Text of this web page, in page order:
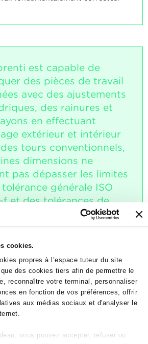
cookies.
propres à l’espace tuteur du site
des cookies tiers afin de permettre le
reconnaître votre terminal, personnaliser
en fonction de vos préférences, offrir
aux médias sociaux et d'analyser le
vous pouvez accepter, refuser ou
est capable de
des pièces de travail
avec des ajustements
des rainures et
en effectuant
extérieur et intérieur
tours conventionnels,
dimensions ne
pas dépasser les limites
générale ISO
f et des tolérances de
à leur fonction
pièce de travail finie.
maximale: 18
un état convenable.
respecte la suite des étapes